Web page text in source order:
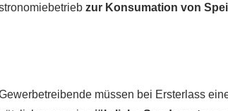
zur Konsumation von
müssen bei Ersterlass